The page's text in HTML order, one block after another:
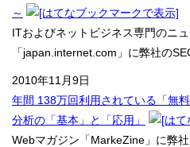
～
ITおよびネットビジネス専門のニ
「japan.internet.com」に弊社の
2010年11月9日
年間 138万回利用されている「無
分析の「基本」と「応用」
Webマガジン「MarkeZine」に弊